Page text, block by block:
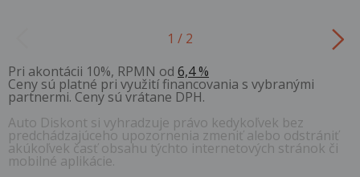
1 / 2
Pri akontácii 10%, RPMN od 6,4 %
Ceny sú platné pri využití financovania s vybranými
partnermi. Ceny sú vrátane DPH.
Auto Diskont si vyhradzuje právo kedykoľvek bez
predchádzajúceho upozornenia zmeniť alebo odstrániť
akúkoľvek časť obsahu týchto internetových stránok či
mobilné aplikácie.